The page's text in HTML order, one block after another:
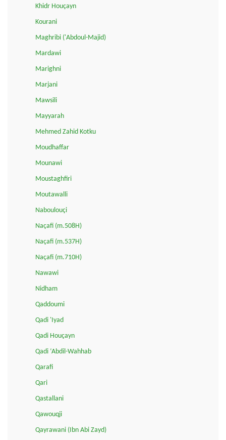
Khidr Houçayn
Kourani
Maghribi ('Abdoul-Majid)
Mardawi
Marighni
Marjani
Mawsili
Mayyarah
Mehmed Zahid Kotku
Moudhaffar
Mounawi
Moustaghfiri
Moutawalli
Naboulouçi
Naçafi (m.508H)
Naçafi (m.537H)
Naçafi (m.710H)
Nawawi
Nidham
Qaddoumi
Qadi 'Iyad
Qadi Houçayn
Qadi ‘Abdil-Wahhab
Qarafi
Qari
Qastallani
Qawouqji
Qayrawani (Ibn Abi Zayd)